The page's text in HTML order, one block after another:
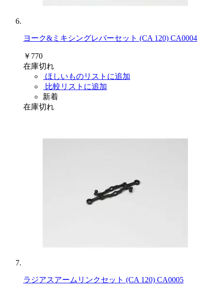
ヨーク&ミキシングレバーセット (CA 120) CA0004
￥770
在庫切れ
ほしいものリストに追加
比較リストに追加
新着
在庫切れ
ラジアスアームリンクセット (CA 120) CA0005